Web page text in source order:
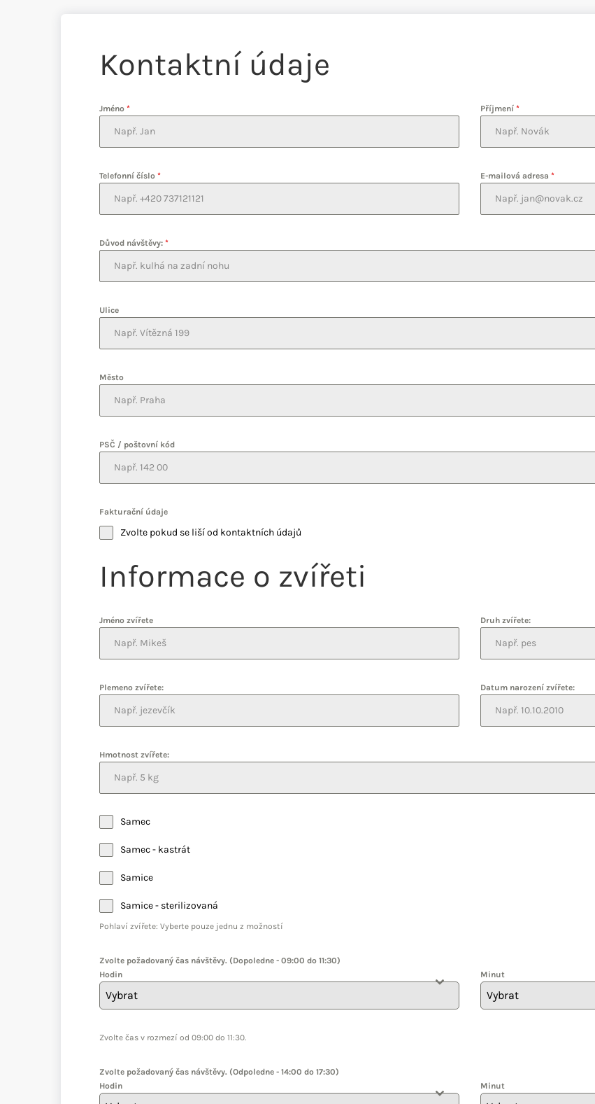
Kontaktní údaje
Jméno * Příjmení *
Telefonní číslo * E-mailová adresa *
Důvod návštěvy: *
Ulice
Město
PSČ / poštovní kód
Fakturační údaje
Zvolte pokud se liší od kontaktních údajů
Informace o zvířeti
Jméno zvířete Druh zvířete:
Plemeno zvířete: Datum narození zvířete:
Hmotnost zvířete:
Samec
Samec - kastrát
Samice
Samice - sterilizovaná
Pohlaví zvířete: Vyberte pouze jednu z možností
Zvolte požadovaný čas návštěvy. (Dopoledne - 09:00 do 11:30)
Hodin
Vybrat
Minut
Vybrat
Zvolte čas v rozmezí od 09:00 do 11:30.
Zvolte požadovaný čas návštěvy. (Odpoledne - 14:00 do 17:30)
Hodin
Minut